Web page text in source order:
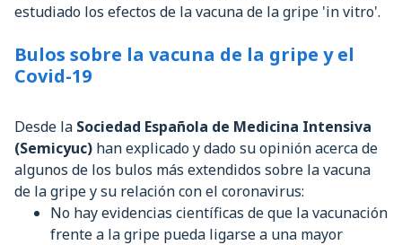
estudiado los efectos de la vacuna de la gripe 'in vitro'.
Bulos sobre la vacuna de la gripe y el
Covid-19
Desde la Sociedad Española de Medicina Intensiva
(Semicyuc) han explicado y dado su opinión acerca de
algunos de los bulos más extendidos sobre la vacuna
de la gripe y su relación con el coronavirus:
No hay evidencias científicas de que la vacunación
frente a la gripe pueda ligarse a una mayor